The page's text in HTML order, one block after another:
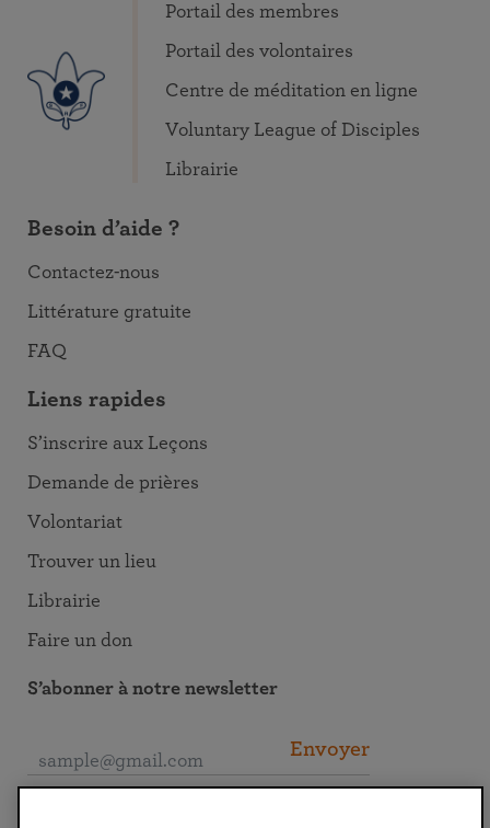
Portail des membres
Portail des volontaires
Centre de méditation en ligne
Voluntary League of Disciples
Librairie
Besoin d’aide ?
Contactez-nous
Littérature gratuite
FAQ
Liens rapides
S’inscrire aux Leçons
Demande de prières
Volontariat
Trouver un lieu
Librairie
Faire un don
S’abonner à notre newsletter
Envoyer